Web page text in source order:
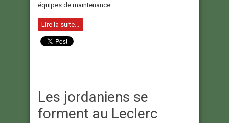
équipes de maintenance.
Lire la suite...
Les jordaniens se
forment au Leclerc